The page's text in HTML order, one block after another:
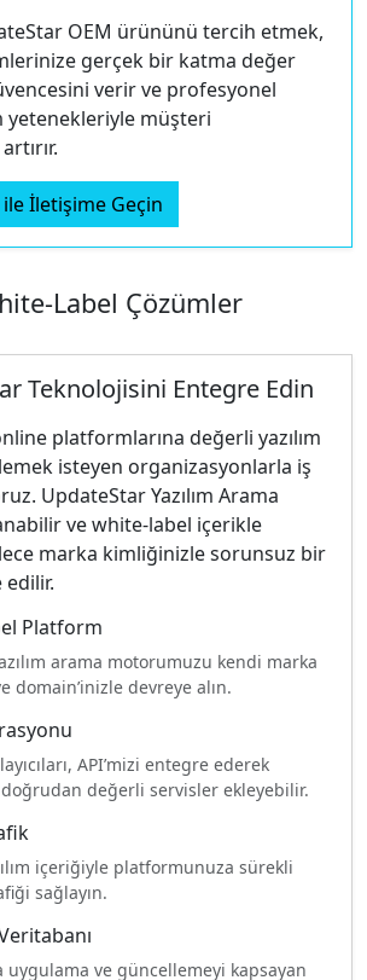
OEM ürününü tercih etmek,
gerçek bir katma değer
verir ve profesyonel
yetenekleriyle müşteri
İletişime Geçin
Label Çözümler
Teknolojisini Entegre Edin
platformlarına değerli yazılım
isteyen organizasyonlarla iş
UpdateStar Yazılım Arama
ve white-label içerikle
marka kimliğinizle sorunsuz bir
Platform
arama motorumuzu kendi marka
domain’inizle devreye alın.
API’mizi entegre ederek
değerli servisler ekleyebilir.
içeriğiyle platformunuza sürekli
sağlayın.
uygulama ve güncellemeyi kapsayan